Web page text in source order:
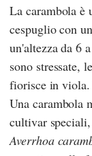
La carambola è
cespuglio con
un'altezza da 6
sono stressate,
fiorisce in
Una carambola
cultivar
Averrhoa